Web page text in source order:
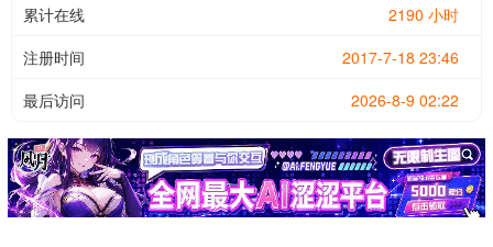
2190 小时
累计在线
2017-7-18 23:46
注册时间
2026-8-9 02:22
最后访问